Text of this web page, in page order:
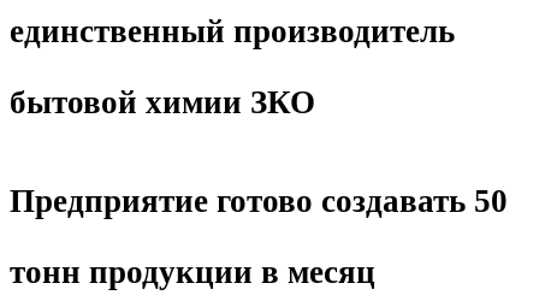
единственный производитель
бытовой химии ЗКО
Предприятие готово создавать 50
тонн продукции в месяц